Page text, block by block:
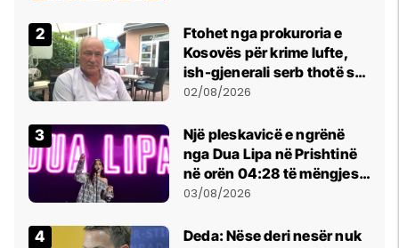
Ftohet nga prokuroria e
Kosovës për krime lufte,
ish-gjenerali serb thotë se
dikush e tradhtoi në
02/08/2026
Një pleskavicë e ngrënë
nga Dua Lipa në Prishtinë
në orën 04:28 të mëngjesit
- dhe bota digjitale serbe
03/08/2026
Deda: Nëse deri nesër nuk